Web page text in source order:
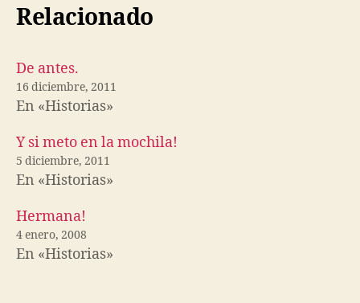
Relacionado
De antes.
16 diciembre, 2011
En «Historias»
Y si meto en la mochila!
5 diciembre, 2011
En «Historias»
Hermana!
4 enero, 2008
En «Historias»